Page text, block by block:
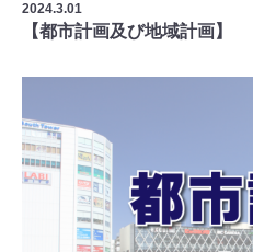
2024.3.01
【都市計画及び地域計画】